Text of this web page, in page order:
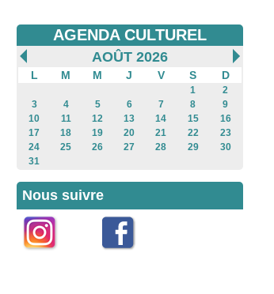
AGENDA CULTUREL
AOÛT 2026
L M M J V S D
1
2
3
4 5 6 7 8
9
10
11 12 13 14 15
16
17
18 19 20 21 22
23
24
25 26 27 28 29
30
31
Nous suivre